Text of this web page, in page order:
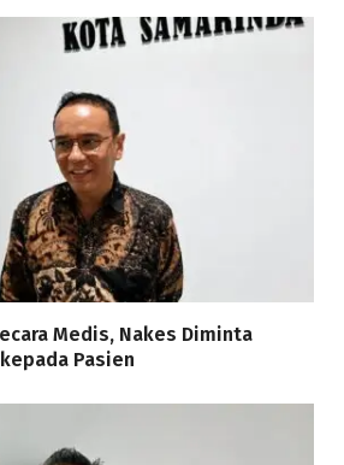
Medis, Nakes Diminta
Pasien